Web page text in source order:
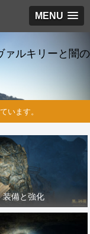
MENU
ァルキリーと闇の
います。
装備と強化